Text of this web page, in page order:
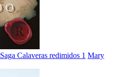
Calaveras redimidos 1 Mary